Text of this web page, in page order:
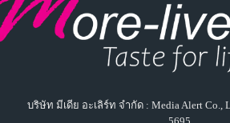
บริษัท มีเดีย อะเลิร์ท จำกัด : Media Alert Co.,